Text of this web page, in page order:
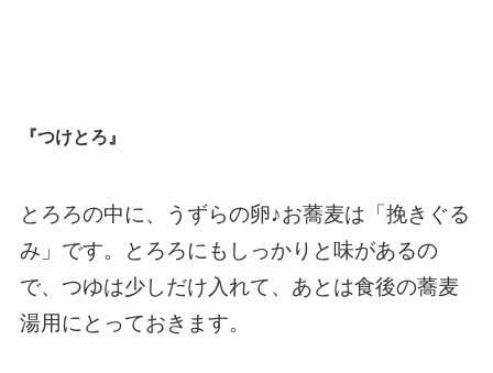
『つけとろ』
とろろの中に、うずらの卵♪お蕎麦は「挽きぐる
み」です。とろろにもしっかりと味があるの
で、つゆは少しだけ入れて、あとは食後の蕎麦
湯用にとっておきます。